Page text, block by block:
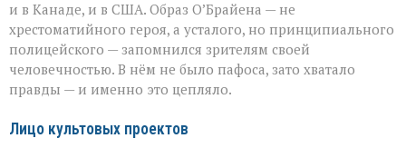
и в Канаде, и в США. Образ О’Брайена — не
хрестоматийного героя, а усталого, но принципиального
полицейского — запомнился зрителям своей
человечностью. В нём не было пафоса, зато хватало
правды — и именно это цепляло.
Лицо культовых проектов